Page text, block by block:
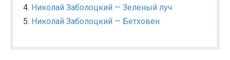
Николай Заболоцкий — Зеленый луч
Николай Заболоцкий — Бетховен